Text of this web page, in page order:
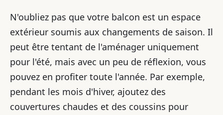
N'oubliez pas que votre balcon est un espace
extérieur soumis aux changements de saison. Il
peut être tentant de l'aménager uniquement
pour l'été, mais avec un peu de réflexion, vous
pouvez en profiter toute l'année. Par exemple,
pendant les mois d'hiver, ajoutez des
couvertures chaudes et des coussins pour